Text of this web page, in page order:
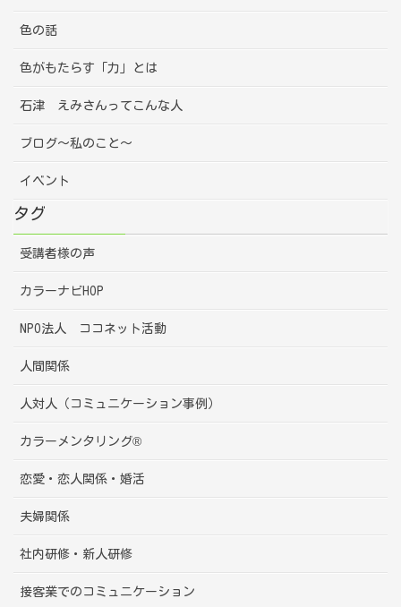
色の話
色がもたらす「力」とは
石津 えみさんってこんな人
ブログ～私のこと～
イベント
タグ
受講者様の声
カラーナビHOP
NPO法人 ココネット活動
人間関係
人対人（コミュニケーション事例）
カラーメンタリング®
恋愛・恋人関係・婚活
夫婦関係
社内研修・新人研修
接客業でのコミュニケーション